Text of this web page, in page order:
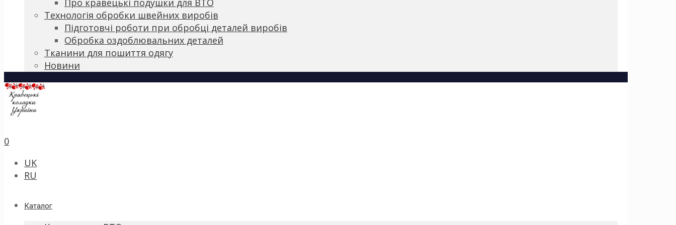
Технологія обробки швейних виробів
Підготовчі роботи при обробці деталей виробів
Обробка оздоблювальних деталей
Тканини для пошиття одягу
Новини
0
UK
RU
Каталог